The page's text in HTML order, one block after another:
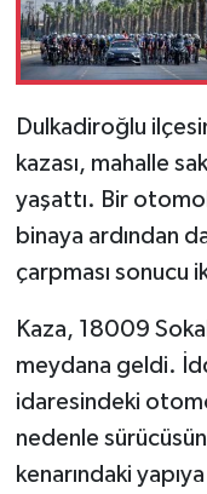
Dulkadiroğlu
kazası, mahalle
yaşattı. Bir
binaya ardından
çarpması sonucu
Kaza, 18009
meydana geldi.
idaresindeki
nedenle
kenarındaki
YEREL
MEDYA
SEÇİM 2011
ÜÇÜNCÜ
Yemek
SİVİL TOPLUM
SEÇİM 2014